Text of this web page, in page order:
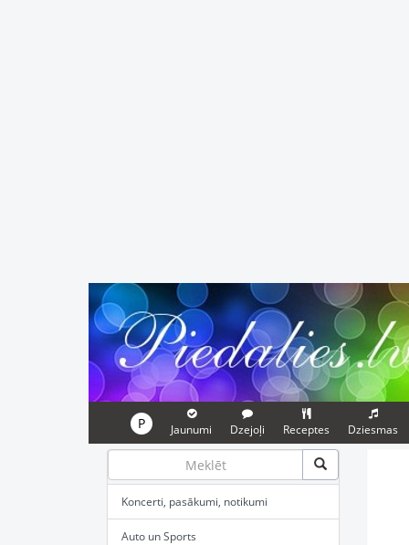
P Jaunumi Dzejoļi Receptes Dziesmas
Koncerti, pasākumi, notikumi
Auto un Sports